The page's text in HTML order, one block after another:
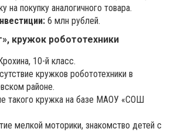
на покупку аналогичного товара.
6 млн рублей.
кружок робототехники
10-й класс.
кружков робототехники в
районе.
такого кружка на базе МАОУ «СОШ
мелкой моторики, знакомство детей с